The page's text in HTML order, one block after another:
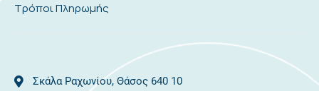
Τρόποι Πληρωμής
Σκάλα Ραχωνίου, Θάσος 640 10